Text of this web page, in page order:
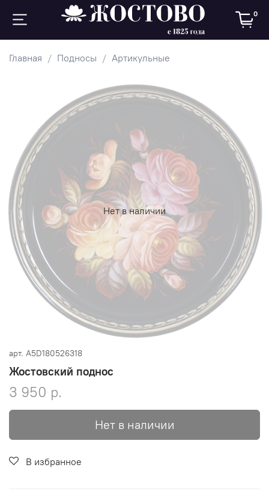
0
Главная Подносы Артикульные
Нет в наличии
арт. A5D180526318
Жостовский поднос
3 950 р.
Нет в наличии
В избранное